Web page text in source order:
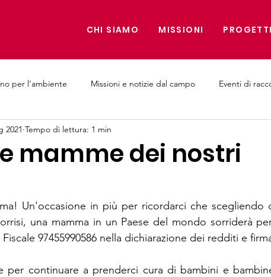
CHI SIAMO MISSIONI PROGETTI
per l’ambiente Missioni e notizie dal campo Eventi di
mamme dei nostri
2021 Tempo di lettura: 1 min
Un'occasione in più per ricordarci che scegliendo
una mamma in un Paese del mondo sorriderà
97455990586 nella dichiarazione dei redditi e
per continuare a prenderci cura di bambini e